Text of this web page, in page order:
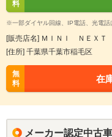
料
※一部ダイヤル回線、IP電話、光電話
[販売店名] ＭＩＮＩ ＮＥＸＴ
[住所] 千葉県千葉市稲毛区
無
料
在
メーカー認定中古車